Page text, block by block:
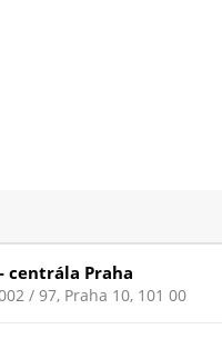
centrála Praha
/ 97, Praha 10, 101 00